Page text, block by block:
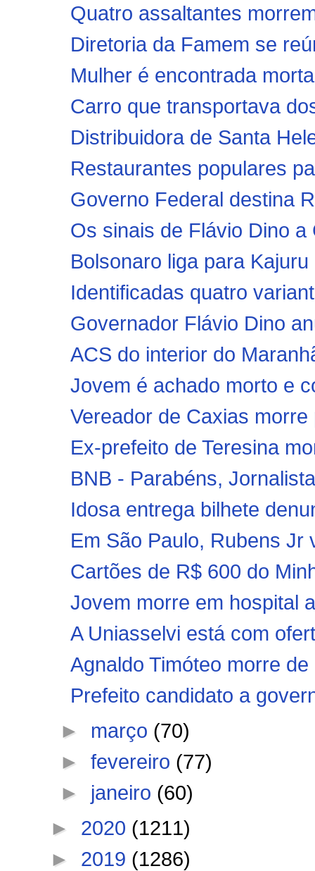
Quatro assaltantes
Diretoria da Famem se
Mulher é encontrada
Carro que transportava
Distribuidora de Santa
Restaurantes populares
Governo Federal destina
Os sinais de Flávio Dino a
Bolsonaro liga para
Identificadas quatro
Governador Flávio Dino
ACS do interior do
Jovem é achado morto e
Vereador de Caxias
Ex-prefeito de Teresina
BNB - Parabéns, Jornalista
Idosa entrega bilhete
Em São Paulo, Rubens Jr
Cartões de R$ 600 do
Jovem morre em hospital
A Uniasselvi está com
Agnaldo Timóteo morre
Prefeito candidato a
► março (70)
►fevereiro (77)
► janeiro (60)
► 2020 (1211)
► 2019 (1286)